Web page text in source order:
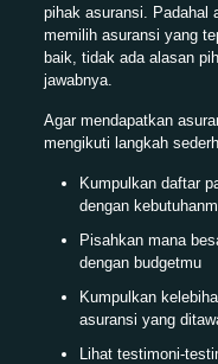
pihak asuransi. Padahal
memilih asuransi yang
baik, tidak ada alasan
jawabnya.
Agar mendapatkan
mengikuti langkah
Kumpulkan daftar
dengan
Pisahkan mana
dengan budgetmu
Kumpulkan
asuransi yang
Lihat testimoni-